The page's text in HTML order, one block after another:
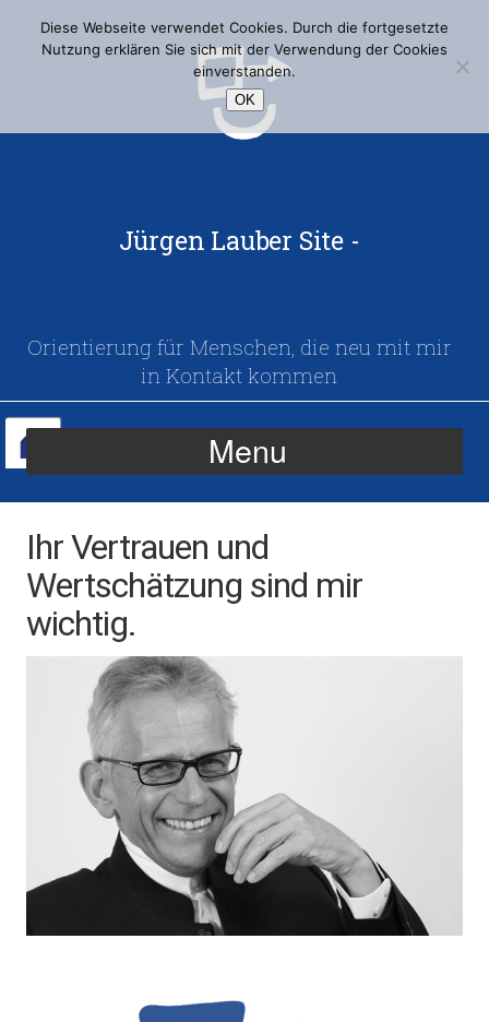
Jürgen Lauber Site -
Orientierung für Menschen, die neu mit mir
in Kontakt kommen
Menu
Ihr Vertrauen und
Wertschätzung sind mir
wichtig.
Diese Webseite verwendet Cookies. Durch die fortgesetzte
Nutzung erklären Sie sich mit der Verwendung der Cookies
einverstanden.
OK